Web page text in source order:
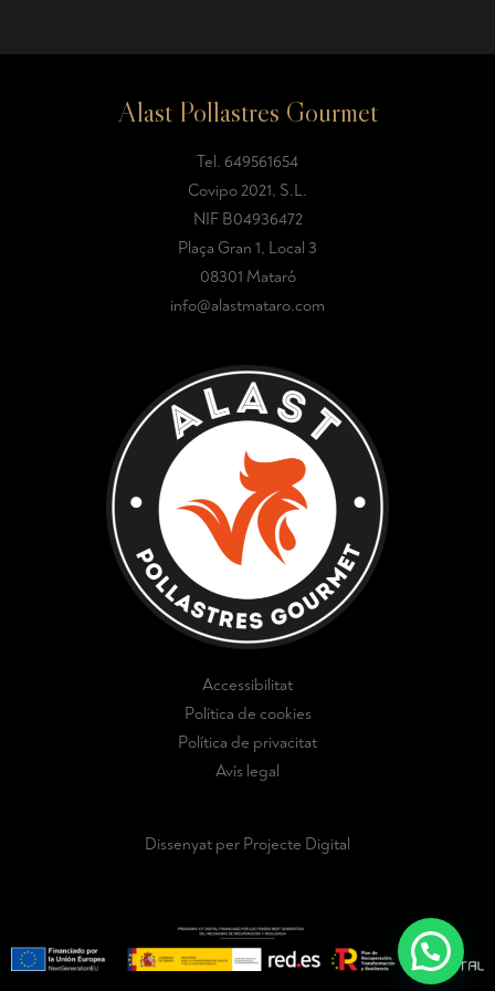
Alast Pollastres Gourmet
Tel. 649561654
Covipo 2021, S.L.
NIF B04936472
Plaça Gran 1, Local 3
08301 Mataró
info@alastmataro.com
Accessibilitat
Política de cookies
Política de privacitat
Avís legal
Dissenyat per Projecte Digital